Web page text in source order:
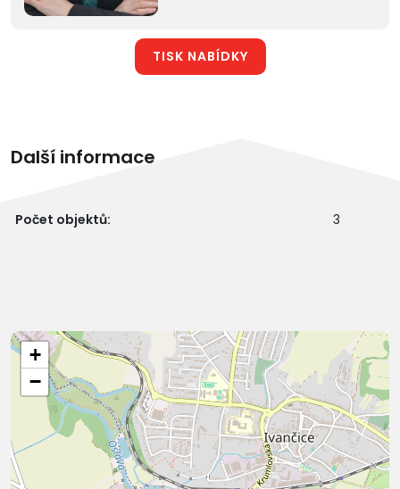
TISK NABÍDKY
Další informace
Počet objektů: 3
+
−